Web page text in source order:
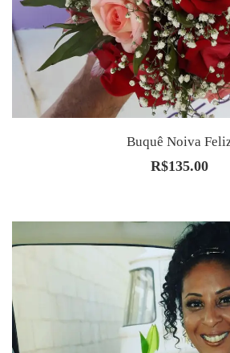
Buquê Noiva
R$135.00